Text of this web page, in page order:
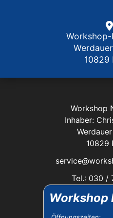
Workshop
Workshop-
10829
Workshop
Inhaber:
10829
Tel.: 030 /
Das